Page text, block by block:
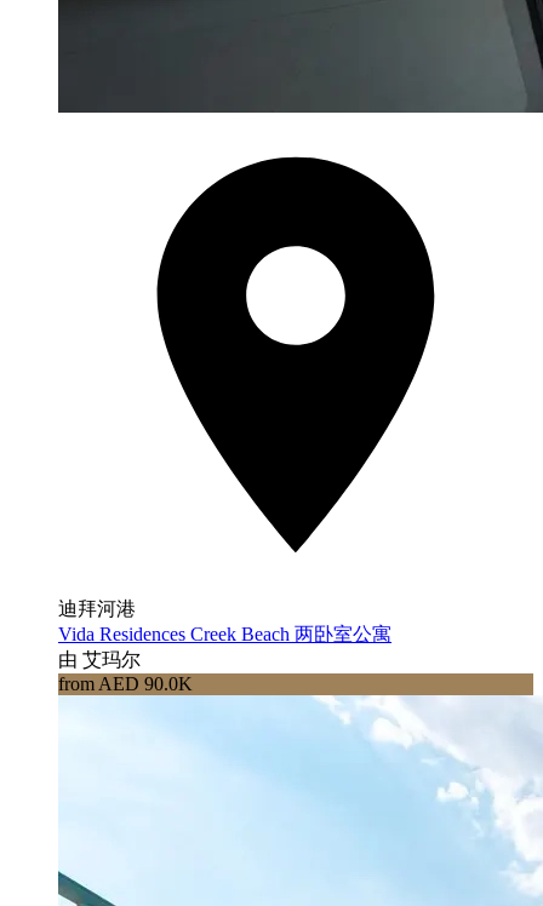
迪拜河港
Vida Residences Creek Beach 两卧室公寓
由 艾玛尔
from AED 90.0K